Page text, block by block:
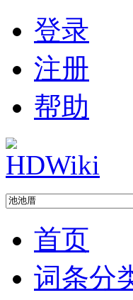
登录
注册
帮助
首页
词条分